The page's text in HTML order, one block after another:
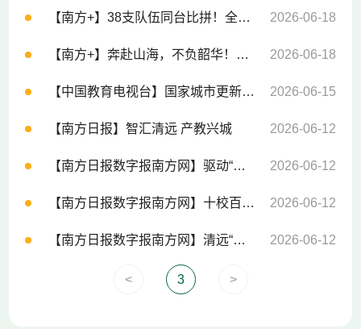
2026-06-18
【南方+】38支队伍同台比拼！全省住建行业职业技能竞赛在广东建院举行
2026-06-18
【南方+】奔赴山海，不负韶华！广东建院七千多名学子毕业启航
2026-06-15
【中国教育电视台】国家城市更新行业产教融合共同体成立
2026-06-12
【南方日报】智汇清远 产教兴城
2026-06-12
【南方日报数字报南方网】驱动“人才引擎” 提速“广清同城”
2026-06-12
【南方日报数字报南方网】十校百案智绘清远
2026-06-12
【南方日报数字报南方网】清远“山水匠城”的国际化跃迁
< 3 >